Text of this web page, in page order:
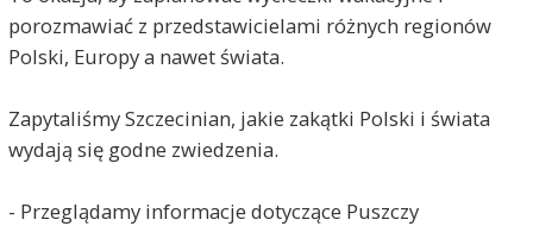
porozmawiać z przedstawicielami różnych regionów
Polski, Europy a nawet świata.
Zapytaliśmy Szczecinian, jakie zakątki Polski i świata
wydają się godne zwiedzenia.
- Przeglądamy informacje dotyczące Puszczy